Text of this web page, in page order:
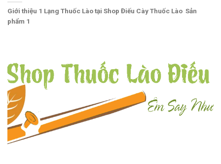
Giới thiệu 1 Lạng Thuốc Lào tại Shop Điếu Cày Thuốc Lào Sản
phẩm 1